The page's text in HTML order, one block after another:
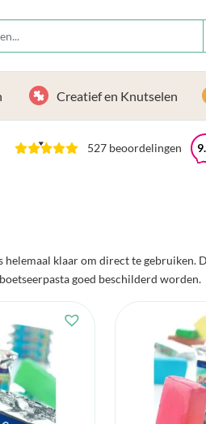
Creatief en Knutselen
527 beoordelingen
helemaal klaar om direct te
goed beschilderd worden.